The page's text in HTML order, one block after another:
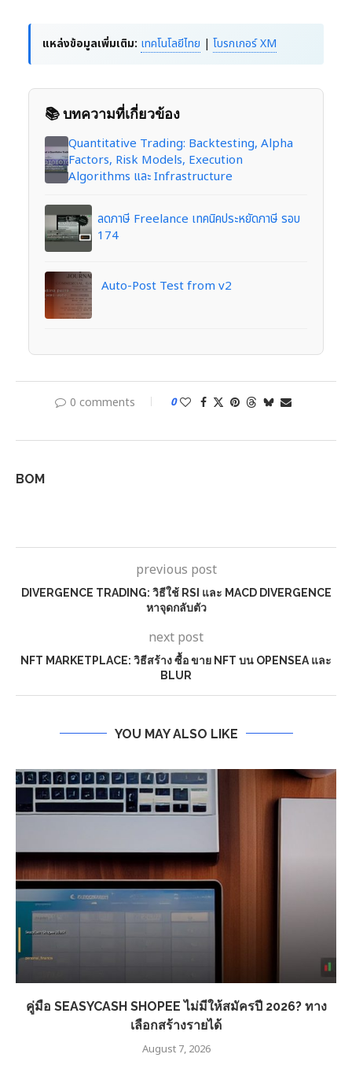
แหล่งข้อมูลเพิ่มเติม: เทคโนโลยีไทย | โบรกเกอร์ XM
📚 บทความที่เกี่ยวข้อง
Quantitative Trading: Backtesting, Alpha
Factors, Risk Models, Execution
Algorithms และ Infrastructure
ลดภาษี Freelance เทคนิคประหยัดภาษี รอบ
174
Auto-Post Test from v2
0 comments 0
BOM
previous post
DIVERGENCE TRADING: วิธีใช้ RSI และ MACD DIVERGENCE
หาจุดกลับตัว
next post
NFT MARKETPLACE: วิธีสร้าง ซื้อ ขาย NFT บน OPENSEA และ
BLUR
YOU MAY ALSO LIKE
คู่มือ SEASYCASH SHOPEE ไม่มีให้สมัครปี 2026? ทาง
เลือกสร้างรายได้
August 7, 2026